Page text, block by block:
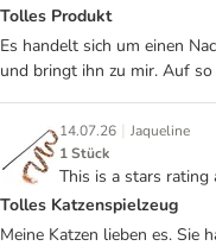
Tolles Produkt
Es handelt sich um einen
und bringt ihn zu mir. Auf
14.07.26 | Jaqueline
1 Stück
This is a stars rating
Tolles Katzenspielzeug
Meine Katzen lieben es. Sie